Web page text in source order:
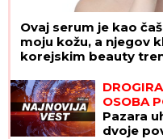
Ovaj serum je kao
moju kožu, a njegov
korejskim beauty
OSOBA
Pazara
dvoje